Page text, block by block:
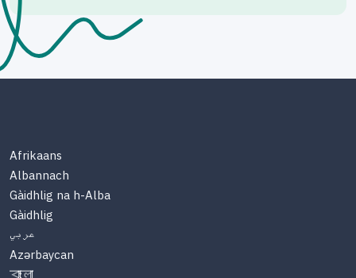
Afrikaans
Albannach
Gàidhlig na h-Alba
Gàidhlig
عربي
Azərbaycan